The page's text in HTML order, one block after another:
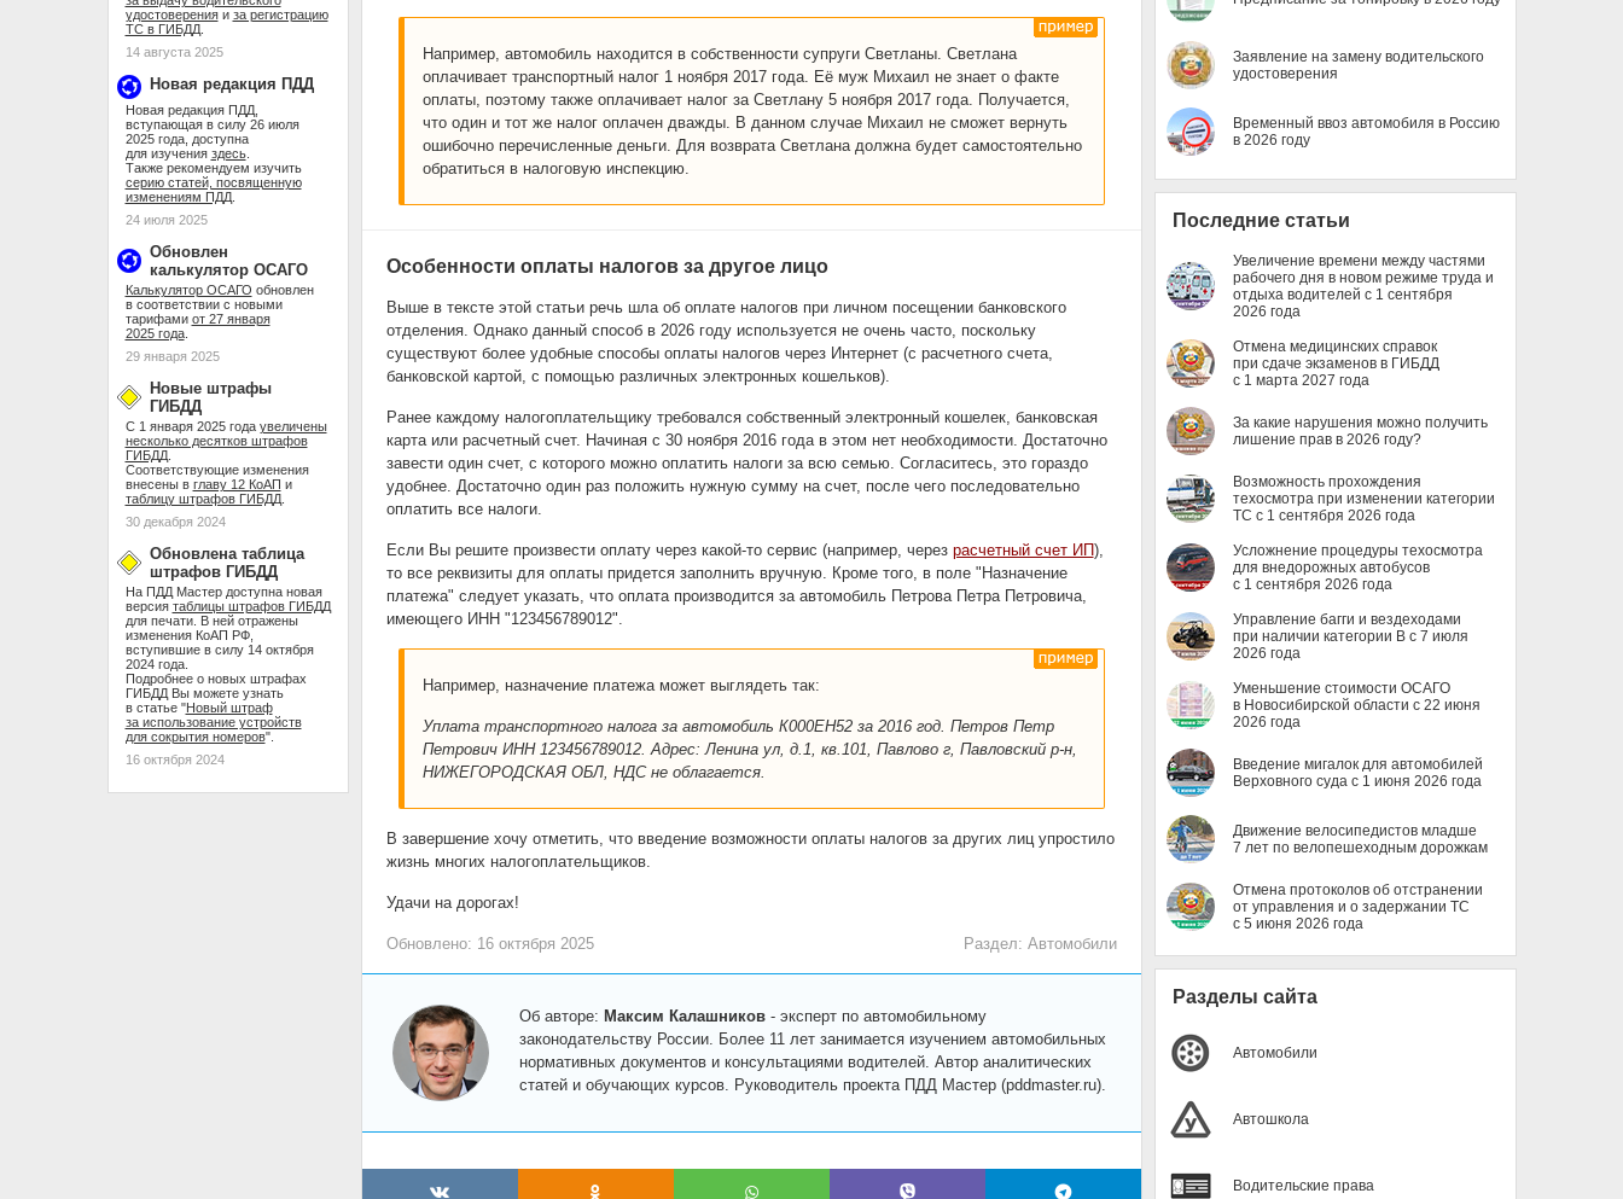
удостоверенияи за регистрацию
ТС в ГИБДД.
14 августа 2025
Новая редакция ПДД
Новая редакция ПДД,
вступающая в силу 26 июля
2025 года, доступна
для изучения здесь.
Также рекомендуем изучить
серию статей, посвященную
изменениям ПДД.
24 июля 2025
Обновлен
калькулятор ОСАГО
Калькулятор ОСАГО обновлен
в соответствии с новыми
тарифами от 27 января
2025 года.
29 января 2025
Новые штрафы
ГИБДД
С 1 января 2025 года увеличены
несколько десятков штрафов
ГИБДД.
Соответствующие изменения
внесены в главу 12 КоАП и
таблицу штрафов ГИБДД.
30 декабря 2024
Обновлена таблица
штрафов ГИБДД
На ПДД Мастер доступна новая
версия таблицы штрафов ГИБДД
для печати. В ней отражены
изменения КоАП РФ,
вступившие в силу 14 октября
2024 года.
Подробнее о новых штрафах
ГИБДД Вы можете узнать
в статье "Новый штраф
за использование устройств
для сокрытия номеров".
16 октября 2024
Например, автомобиль находится в собственности супруги Светланы. Светлана
оплачивает транспортный налог 1 ноября 2017 года. Её муж Михаил не знает о факте
оплаты, поэтому также оплачивает налог за Светлану 5 ноября 2017 года. Получается,
что один и тот же налог оплачен дважды. В данном случае Михаил не сможет вернуть
ошибочно перечисленные деньги. Для возврата Светлана должна будет самостоятельно
обратиться в налоговую инспекцию.
Особенности оплаты налогов за другое лицо
Выше в тексте этой статьи речь шла об оплате налогов при личном посещении банковского
отделения. Однако данный способ в 2026 году используется не очень часто, поскольку
существуют более удобные способы оплаты налогов через Интернет (с расчетного счета,
банковской картой, с помощью различных электронных кошельков).
Ранее каждому налогоплательщику требовался собственный электронный кошелек, банковская
карта или расчетный счет. Начиная с 30 ноября 2016 года в этом нет необходимости. Достаточно
завести один счет, с которого можно оплатить налоги за всю семью. Согласитесь, это гораздо
удобнее. Достаточно один раз положить нужную сумму на счет, после чего последовательно
оплатить все налоги.
Если Вы решите произвести оплату через какой-то сервис (например, через расчетный счет ИП),
то все реквизиты для оплаты придется заполнить вручную. Кроме того, в поле "Назначение
платежа" следует указать, что оплата производится за автомобиль Петрова Петра Петровича,
имеющего ИНН "123456789012".
Например, назначение платежа может выглядеть так:
Уплата транспортного налога за автомобиль К000ЕН52 за 2016 год. Петров Петр
Петрович ИНН 123456789012. Адрес: Ленина ул, д.1, кв.101, Павлово г, Павловский р-н,
НИЖЕГОРОДСКАЯ ОБЛ, НДС не облагается.
В завершение хочу отметить, что введение возможности оплаты налогов за других лиц упростило
жизнь многих налогоплательщиков.
Удачи на дорогах!
Обновлено: 16 октября 2025 Раздел: Автомобили
Об авторе: Максим Калашников- эксперт по автомобильному
законодательству России. Более 11 лет занимается изучением автомобильных
нормативных документов и консультациями водителей. Автор аналитических
статей и обучающих курсов. Руководитель проекта ПДД Мастер (pddmaster.ru).
Заявление на замену водительского
удостоверения
Временный ввоз автомобиля в Россию
в 2026 году
Последние статьи
Увеличение времени между частями
рабочего дня в новом режиме труда и
отдыха водителей с 1 сентября
2026 года
Отмена медицинских справок
при сдаче экзаменов в ГИБДД
с 1 марта 2027 года
За какие нарушения можно получить
лишение прав в 2026 году?
Возможность прохождения
техосмотра при изменении категории
ТС с 1 сентября 2026 года
Усложнение процедуры техосмотра
для внедорожных автобусов
с 1 сентября 2026 года
Управление багги и вездеходами
при наличии категории B с 7 июля
2026 года
Уменьшение стоимости ОСАГО
в Новосибирской области с 22 июня
2026 года
Введение мигалок для автомобилей
Верховного суда с 1 июня 2026 года
Движение велосипедистов младше
7 лет по велопешеходным дорожкам
Отмена протоколов об отстранении
от управления и о задержании ТС
с 5 июня 2026 года
Разделы сайта
Автомобили
Автошкола
Водительские права